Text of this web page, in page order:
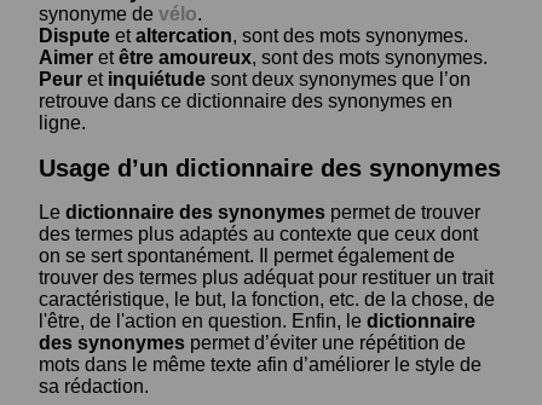
synonyme de vélo.
Dispute etaltercation, sont des mots synonymes.
Aimer etêtre amoureux, sont des mots synonymes.
Peur et inquiétude sont deux synonymes que l’on
retrouve dans ce dictionnaire des synonymes en
ligne.
Usage d’un dictionnaire des synonymes
Le dictionnaire des synonymes permet de trouver
des termes plus adaptés au contexte que ceux dont
on se sert spontanément. Il permet également de
trouver des termes plus adéquat pour restituer un trait
caractéristique, le but, la fonction, etc. de la chose, de
l'être, de l'action en question. Enfin, le dictionnaire
des synonymes permet d’éviter une répétition de
mots dans le même texte afin d’améliorer le style de
sa rédaction.